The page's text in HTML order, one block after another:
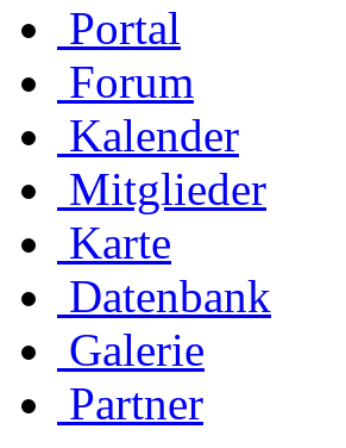
Portal
Forum
Kalender
Mitglieder
Karte
Datenbank
Galerie
Partner